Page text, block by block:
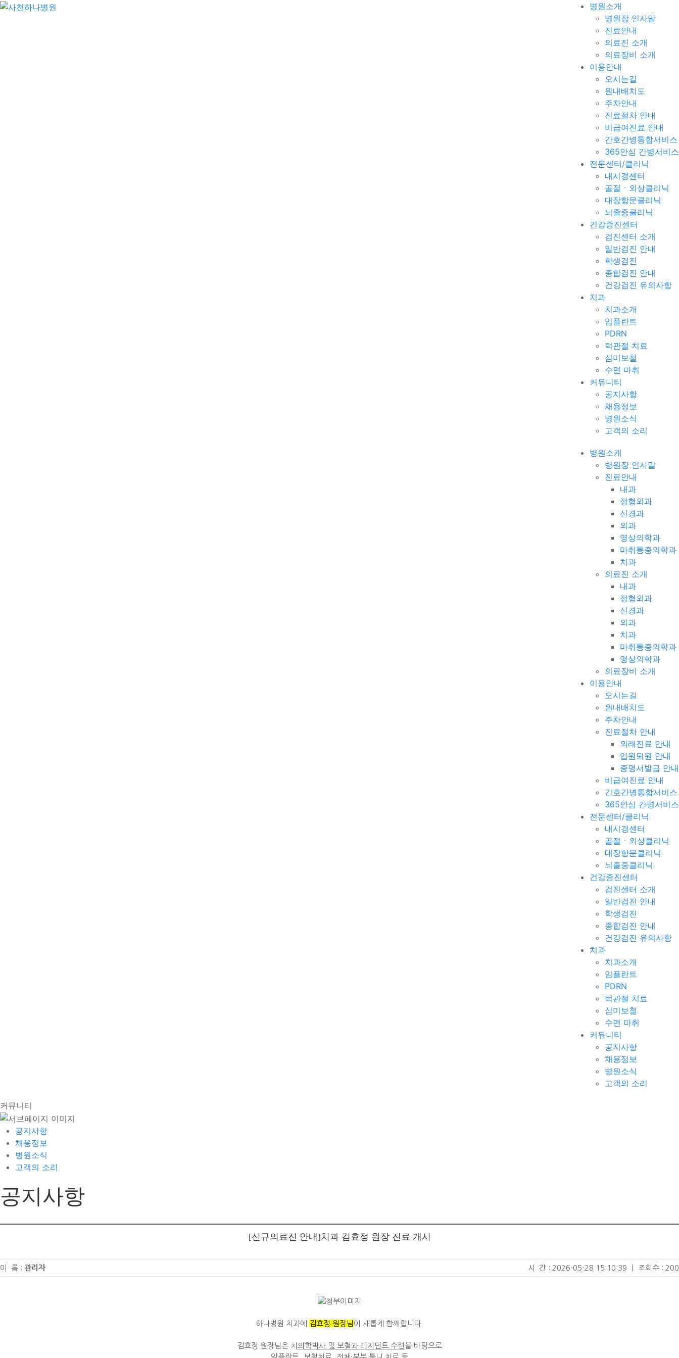
병원소개
병원장 인사말
진료안내
의료진 소개
의료장비 소개
이용안내
오시는길
원내배치도
주차안내
진료절차 안내
비급여진료 안내
간호간병통합서비스
365안심 간병서비스
전문센터/클리닉
내시경센터
골절ㆍ외상클리닉
대장항문클리닉
뇌졸중클리닉
건강증진센터
검진센터 소개
일반검진 안내
학생검진
종합검진 안내
건강검진 유의사항
치과
치과소개
임플란트
PDRN
턱관절 치료
심미보철
수면 마취
커뮤니티
공지사항
채용정보
병원소식
고객의 소리
병원소개
병원장 인사말
진료안내
내과
정형외과
신경과
외과
영상의학과
마취통증의학과
치과
의료진 소개
내과
정형외과
신경과
외과
치과
마취통증의학과
영상의학과
의료장비 소개
이용안내
오시는길
원내배치도
주차안내
진료절차 안내
외래진료 안내
입원퇴원 안내
증명서발급 안내
비급여진료 안내
간호간병통합서비스
365안심 간병서비스
전문센터/클리닉
내시경센터
골절ㆍ외상클리닉
대장항문클리닉
뇌졸중클리닉
건강증진센터
검진센터 소개
일반검진 안내
학생검진
종합검진 안내
건강검진 유의사항
치과
치과소개
임플란트
PDRN
턱관절 치료
심미보철
수면 마취
커뮤니티
공지사항
채용정보
병원소식
고객의 소리
커뮤니티
공지사항
채용정보
병원소식
고객의 소리
공지사항
[신규의료진 안내]치과 김효정 원장 진료 개시
이 름 : 관리자 시 간 : 2026-05-28 15:10:39 조회수 : 200
하나병원 치과에 김효정 원장님 이 새롭게 함께합니다.
김효정 원장님은 치 의학박사 및 보철과 레지던트 수련 을 바탕으로